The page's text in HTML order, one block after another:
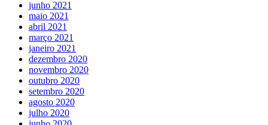
junho 2021
maio 2021
abril 2021
março 2021
janeiro 2021
dezembro 2020
novembro 2020
outubro 2020
setembro 2020
agosto 2020
julho 2020